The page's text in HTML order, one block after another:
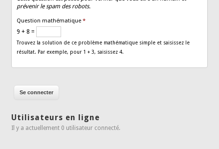
prévenir le spam des robots.
Question mathématique*
9 + 8 =
Trouvez la solution de ce problème mathématique simple et saisissez le
résultat. Par exemple, pour 1 + 3, saisissez 4.
Utilisateurs en ligne
Il y a actuellement 0 utilisateur connecté.